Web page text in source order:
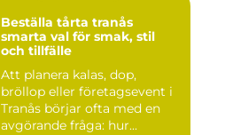
Beställa tårta tranås
smarta val för smak, stil
och tillfälle
Att planera kalas, dop,
bröllop eller företagsevent i
Tranås börjar ofta med en
avgörande fråga: hur...